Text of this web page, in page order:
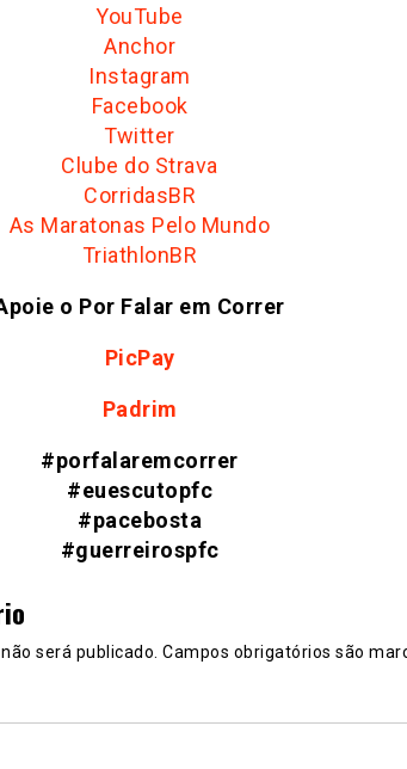
YouTube
Anchor
Instagram
Facebook
Twitter
Clube do Strava
CorridasBR
As Maratonas Pelo Mundo
TriathlonBR
o Por Falar em Correr
PicPay
Padrim
#porfalaremcorrer
#euescutopfc
#pacebosta
#guerreirospfc
será publicado. Campos obrigatórios são